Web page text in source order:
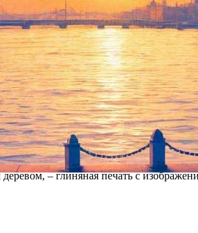
деревянные конструкции
учеными новыми сведениями о
(судя по найденным здесь
изображение персонажа в
на коленях персонажи меньшего
немного.
парафином, и только после этого
мастикой и расчисткой.
фрагменты декора также
локальном пожаре.
– глиняная печать с